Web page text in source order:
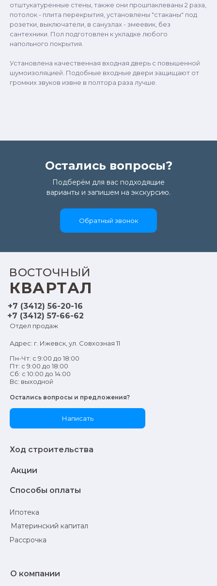
Нажмите «ОК», если высоглашаетесь с
условиямииспользования файлов cookie и
ихобработки. Запретить обработку cookie
вы можете через браузер
отштукатуренные стены, также они прошпаклеваны 2 раза,
потолок - плита перекрытия, установлены "стаканы" под
розетки, выключатели, в санузлах - змеевик, без
сантехники. Пол подготовлен к укладке любого
напольного покрытия.
Установлена качественная входная дверь с повышенной
шумоизоляцией. Подобные входные двери защищают от
громких звуков извне в полтора раза лучше.
Подберём для вас подходящие
варианты и запишем на экскурсию.
Остались вопросы?
Обратный звонок
О компании
Отдел продаж
+7 (3412) 56-20-16
+7 (3412) 57-66-62
Cпособы оплаты
Ипотека
Материнский капитал
Рассрочка
Адрес: г. Ижевск, ул. Совхозная 11
Акции
Пн-Чт: с 9:00 до 18:00
Пт: с 9:00 до 18:00
Сб: с 10:00 до 14:00
Вс: выходной
Остались вопросы и предложения?
Написать
ВОСТОЧНЫЙ
КВАРТАЛ
Ход строительства